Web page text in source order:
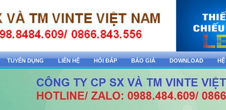
TUYỂN DỤNG LIÊN HỆ HỎI ĐÁP BÁO GIÁ DOWNLOAD